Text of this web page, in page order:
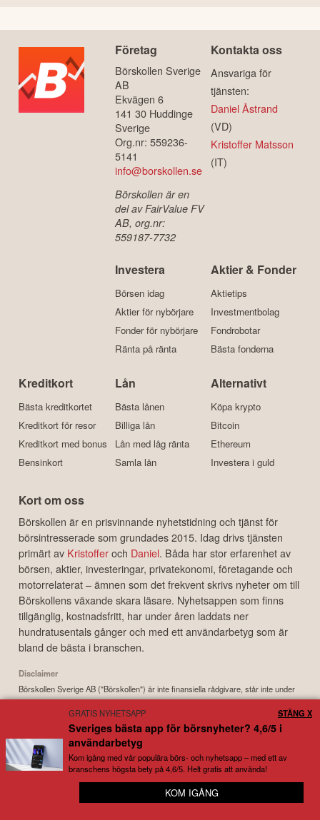
Företag
Börskollen Sverige
AB
Ekvägen 6
141 30 Huddinge
Sverige
Org.nr: 559236-
5141
info@borskollen.se
Börskollen är en
del av FairValue FV
AB, org.nr:
559187-7732
Kontakta oss
Ansvariga för
tjänsten:
Daniel Åstrand
(VD)
Kristoffer Matsson
(IT)
Investera
Börsen idag
Aktier för nybörjare
Fonder för nybörjare
Ränta på ränta
Aktier & Fonder
Aktietips
Investmentbolag
Fondrobotar
Bästa fonderna
Kreditkort
Bästa kreditkortet
Kreditkort för resor
Kreditkort med bonus
Bensinkort
Lån
Bästa lånen
Billiga lån
Lån med låg ränta
Samla lån
Alternativt
Köpa krypto
Bitcoin
Ethereum
Investera i guld
Kort om oss
Börskollen är en prisvinnande nyhetstidning och tjänst för
börsintresserade som grundades 2015. Idag drivs tjänsten
primärt av Kristofferoch Daniel. Båda har stor erfarenhet av
börsen, aktier, investeringar, privatekonomi, företagande och
motorrelaterat – ämnen som det frekvent skrivs nyheter om till
Börskollens växande skara läsare. Nyhetsappen som finns
tillgänglig, kostnadsfritt, har under åren laddats ner
hundratusentals gånger och med ett användarbetyg som är
bland de bästa i branschen.
Disclaimer
Börskollen Sverige AB ("Börskollen") är inte finansiella rådgivare, står inte under
finansinspektionens tillsyn och ger inga råd till dig. Detta innebär att
investeringsbeslut baserade på information som direkt eller indirekt härrörande
från Börskollen eller personer med koppling till Börskollen, alltid fattas
självständigt av investeraren. Börskollen frånsäger sig allt ansvar för eventuell
förlust eller skada av vad slag det må vara som grundar sig på användandet av
material härrörande från tjänsten Börskollen.
Börskollen Sverige AB. All rights reserved.
😊 Full koll på snacket kring dina bolag
GRATIS NYHETSAPP
Sveriges bästa app för börsnyheter? 4,6/5 i
användarbetyg
Kom igång med vår populära börs- och nyhetsapp – med ett av
branschens högsta bety på 4,6/5. Helt gratis att använda!
KOM IGÅNG
STÄNG X